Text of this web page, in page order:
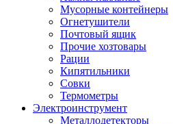
Мусорные контейнеры
Огнетушители
Почтовый ящик
Прочие хозтовары
Рации
Кипятильники
Совки
Термометры
Электроинструмент
Металлодетекторы